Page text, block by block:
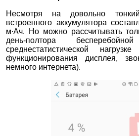
Несмотря на довольно
встроенного аккумулятора
м∙Ач. Но можно рассчитывать
день-полтора
среднестатистической
функционирования дисплея,
немного интернета).